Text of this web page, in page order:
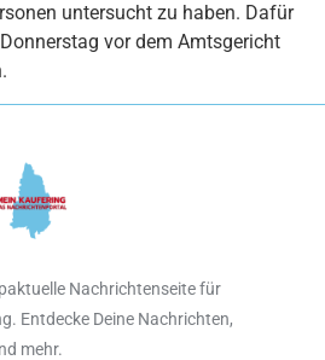
untersucht zu haben. Dafür
vor dem Amtsgericht
Nachrichtenseite für
Entdecke Deine Nachrichten,
mehr.